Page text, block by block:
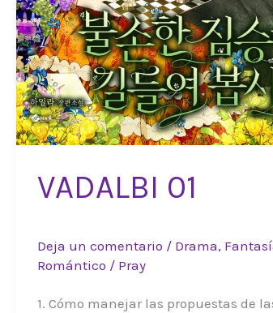
VADALBI 01
Deja un comentario / Drama,
Romántico / Pray
1. Cómo manejar las propuestas de